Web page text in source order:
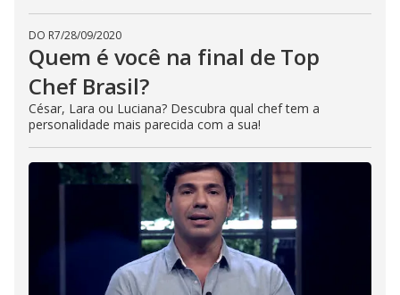
DO R7/28/09/2020
Quem é você na final de Top
Chef Brasil?
César, Lara ou Luciana? Descubra qual chef tem a
personalidade mais parecida com a sua!